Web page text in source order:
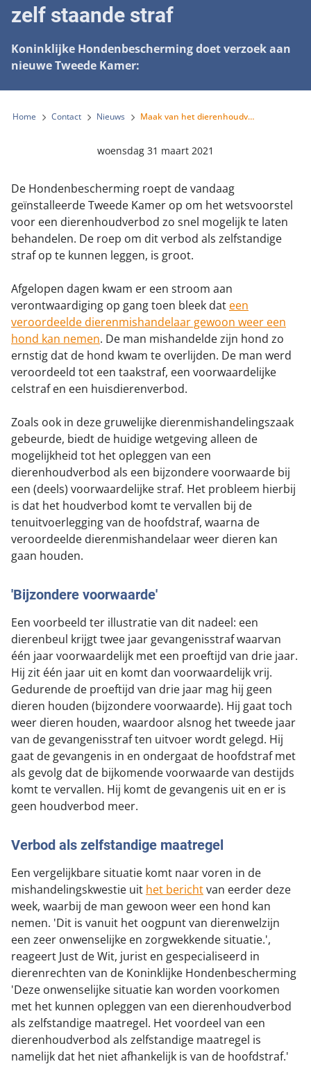
Landelijke registratie bijtincidenten
Landelijk vuurwerkverbod
Verplichte pre-aanschaf cursus
Gemeentelijk meldpunt bijtincidenten
Voldoende veilige losloopgebieden
Bescherming tegen grasaren
Lezingen
Symposium Gemeentelijk Dierenbeleid
Teken onze petitie
Steun als bedrijf
Steun als vrijwilliger
Kom in actie
Honden voor Honden Loop
Vraag een donatiebox aan
Wat wij doen
Onze organisatie
Donateursmagazine Hond
Onze successen voor honden
Pers
Veelgestelde vragen
Incassodata
zelf staande straf
Koninklijke Hondenbescherming doet verzoek aan
nieuwe Tweede Kamer:
Home Contact Nieuws Maak van het dierenhoudverbod een op zich zelf staande straf
woensdag 31 maart 2021
De Hondenbescherming roept de vandaag
geïnstalleerde Tweede Kamer op om het wetsvoorstel
voor een dierenhoudverbod zo snel mogelijk te laten
behandelen. De roep om dit verbod als zelfstandige
straf op te kunnen leggen, is groot.
Afgelopen dagen kwam er een stroom aan
verontwaardiging op gang toen bleek dat een
veroordeelde dierenmishandelaar gewoon weer een
hond kan nemen. De man mishandelde zijn hond zo
ernstig dat de hond kwam te overlijden. De man werd
veroordeeld tot een taakstraf, een voorwaardelijke
celstraf en een huisdierenverbod.
Zoals ook in deze gruwelijke dierenmishandelingszaak
gebeurde, biedt de huidige wetgeving alleen de
mogelijkheid tot het opleggen van een
dierenhoudverbod als een bijzondere voorwaarde bij
een (deels) voorwaardelijke straf. Het probleem hierbij
is dat het houdverbod komt te vervallen bij de
tenuitvoerlegging van de hoofdstraf, waarna de
veroordeelde dierenmishandelaar weer dieren kan
gaan houden.
'Bijzondere voorwaarde'
Een voorbeeld ter illustratie van dit nadeel: een
dierenbeul krijgt twee jaar gevangenisstraf waarvan
één jaar voorwaardelijk met een proeftijd van drie jaar.
Hij zit één jaar uit en komt dan voorwaardelijk vrij.
Gedurende de proeftijd van drie jaar mag hij geen
dieren houden (bijzondere voorwaarde). Hij gaat toch
weer dieren houden, waardoor alsnog het tweede jaar
van de gevangenisstraf ten uitvoer wordt gelegd. Hij
gaat de gevangenis in en ondergaat de hoofdstraf met
als gevolg dat de bijkomende voorwaarde van destijds
komt te vervallen. Hij komt de gevangenis uit en er is
geen houdverbod meer.
Verbod als zelfstandige maatregel
Een vergelijkbare situatie komt naar voren in de
mishandelingskwestie uit het berichtvan eerder deze
week, waarbij de man gewoon weer een hond kan
nemen. 'Dit is vanuit het oogpunt van dierenwelzijn
een zeer onwenselijke en zorgwekkende situatie.',
reageert Just de Wit, jurist en gespecialiseerd in
dierenrechten van de Koninklijke Hondenbescherming
'Deze onwenselijke situatie kan worden voorkomen
met het kunnen opleggen van een dierenhoudverbod
als zelfstandige maatregel. Het voordeel van een
dierenhoudverbod als zelfstandige maatregel is
namelijk dat het niet afhankelijk is van de hoofdstraf.'